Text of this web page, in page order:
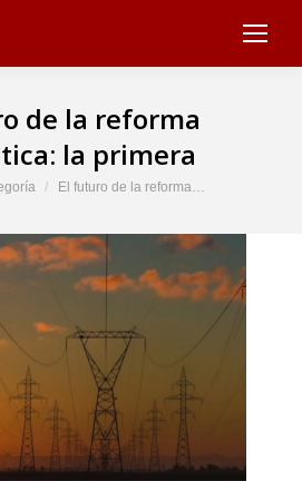
de la reforma
la primera
El futuro de la reforma…